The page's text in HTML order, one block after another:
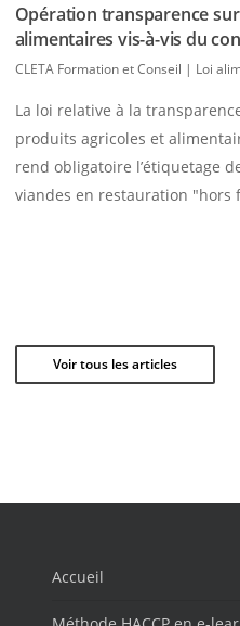
Opération transparence
alimentaires vis-à-vis du
CLETA Formation et Conseil | Loi
La loi relative à la
produits agricoles et
rend obligatoire l’étiquetage
viandes en restauration "hors
Voir tous les articles
Accueil